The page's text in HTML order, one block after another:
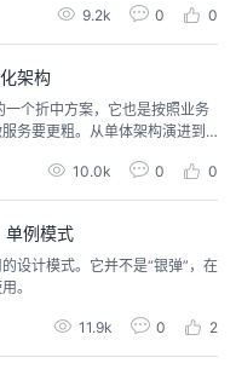
9.2k 0 0
架构
个折中方案，它也是按照业务
务要更粗。从单体架构演进到
10.0k 0 0
单例模式
设计模式。它并不是“银弹”，在
。
11.9k 0 2